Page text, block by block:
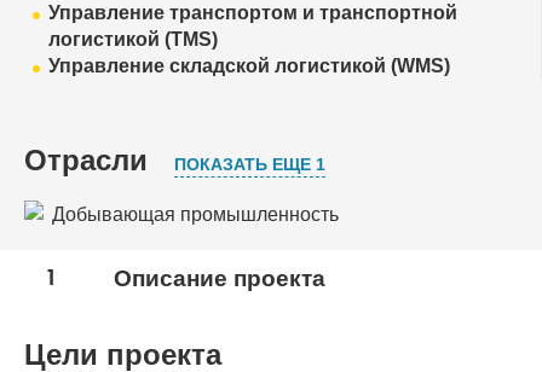
Управление транспортом и транспортной
логистикой (TMS)
Управление складской логистикой (WMS)
Отрасли ПОКАЗАТЬ ЕЩЕ 1
Добывающая промышленность
Нефтяная, газовая промышленность
1 Описание проекта
Цели проекта